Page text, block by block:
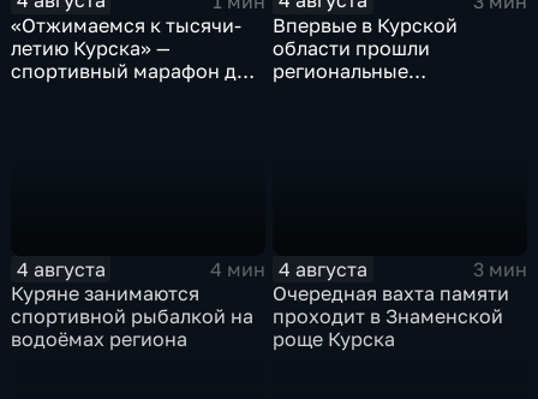
«Отжимаемся к тысячи-
летию Курска» —
спортивный марафон для
Впервые в Курской
области прошли
региональные
4 августа
4 мин
Куряне занимаются
спортивной рыбалкой на
водоёмах региона
4 августа
3 мин
Очередная вахта памяти
проходит в Знаменской
роще Курска